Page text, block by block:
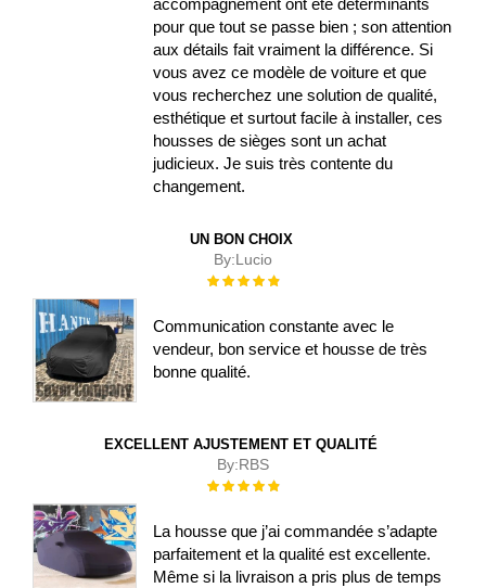
pour que tout se passe bien ; son attention
aux détails fait vraiment la différence. Si
vous avez ce modèle de voiture et que
vous recherchez une solution de qualité,
esthétique et surtout facile à installer, ces
housses de sièges sont un achat
judicieux. Je suis très contente du
changement.
UN BON CHOIX
By:Lucio
Évaluation :
Communication constante avec le
vendeur, bon service et housse de très
bonne qualité.
EXCELLENT AJUSTEMENT ET QUALITÉ
By:RBS
Évaluation :
La housse que j’ai commandée s’adapte
parfaitement et la qualité est excellente.
Même si la livraison a pris plus de temps